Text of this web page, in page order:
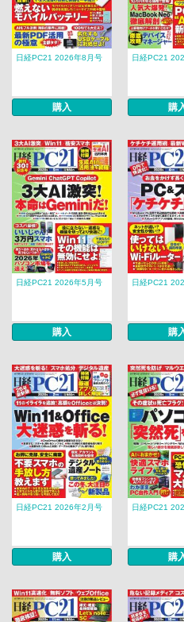
日経PC21 2026年8月号
購入
日経PC21
購
日経PC21 2026年5月号
購入
日経PC21
購
日経PC21 2026年2月号
購入
日経PC21
購